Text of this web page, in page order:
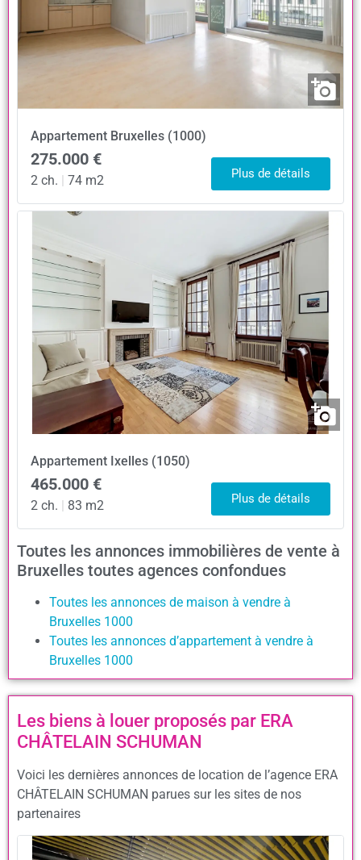
Appartement Bruxelles (1000)
275.000 €
2 ch. | 74 m2 Plus de détails
Appartement Ixelles (1050)
465.000 €
2 ch. 83 m2 Plus de détails
Toutes les annonces immobilières de vente à
Bruxelles toutes agences confondues
Toutes les annonces de maison à vendre à
Bruxelles 1000
Toutes les annonces d’appartement à vendre à
Bruxelles 1000
Les biens à louer proposés par ERA
CHÂTELAIN SCHUMAN
Voici les dernières annonces de location de l’agence ERA
CHÂTELAIN SCHUMAN parues sur les sites de nos
partenaires